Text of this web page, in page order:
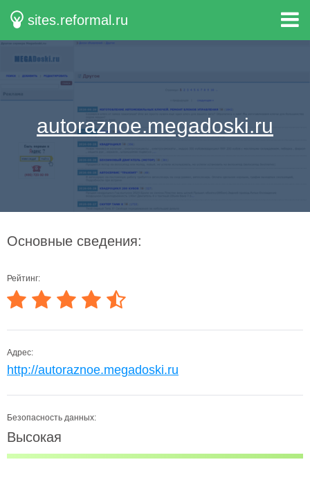
sites.reformal.ru
autoraznoe.megadoski.ru
Основные сведения:
Рейтинг:
Адрес:
http://autoraznoe.megadoski.ru
Безопасность данных:
Высокая